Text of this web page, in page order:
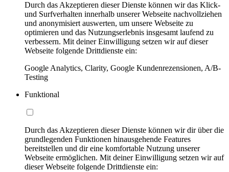
Durch das Akzeptieren dieser Dienste können wir das Klick-
und Surfverhalten innerhalb unserer Webseite nachvollziehen
und anonymisiert auswerten, um unsere Webseite zu
optimieren und das Nutzungserlebnis insgesamt laufend zu
verbessern. Mit deiner Einwilligung setzen wir auf dieser
Webseite folgende Drittdienste ein:
Google Analytics, Clarity, Google Kundenrezensionen, A/B-
Testing
Funktional
Durch das Akzeptieren dieser Dienste können wir dir über die
grundlegenden Funktionen hinausgehende Features
bereitstellen und dir eine komfortable Nutzung unserer
Webseite ermöglichen. Mit deiner Einwilligung setzen wir auf
dieser Webseite folgende Drittdienste ein: